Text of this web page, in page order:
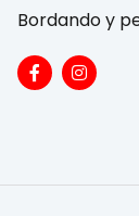
Bordando y